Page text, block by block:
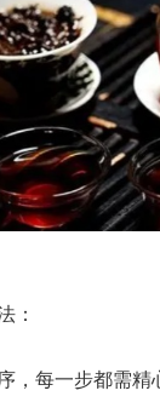
：
，每一步都需精